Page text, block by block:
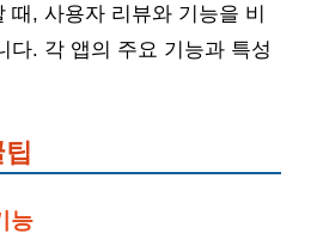
때, 사용자 리뷰와 기능을 비
다. 각 앱의 주요 기능과 특성
능